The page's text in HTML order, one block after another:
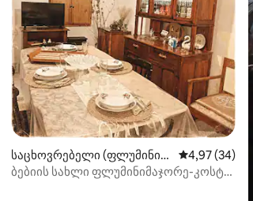
5‑დან 4,75, 104 მიმოხილვა
საცხოვრებელი (ფლუმინიმ
აჯიორე)
საშუალო
4,97 (34)
ბებიის სახლი ფლუმინიმაჯორე-კოსტა-